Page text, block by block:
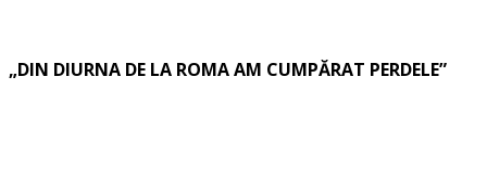
„DIN DIURNA DE LA ROMA AM CUMPĂRAT PERDELE”